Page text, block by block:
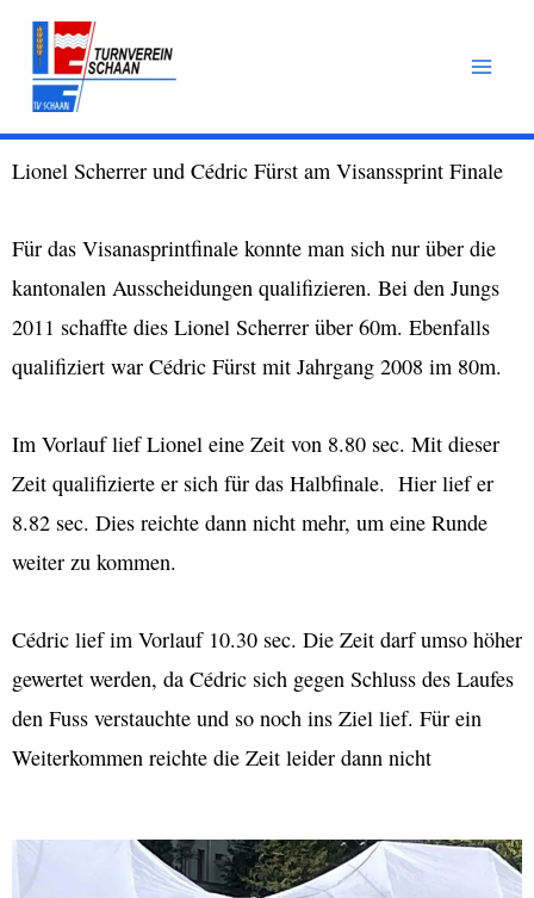
Zum
Inhalt
springen
Lionel Scherrer und Cédric Fürst am Visanssprint Finale
Für das Visanasprintfinale konnte man sich nur über die
kantonalen Ausscheidungen qualifizieren. Bei den Jungs
2011 schaffte dies Lionel Scherrer über 60m. Ebenfalls
qualifiziert war Cédric Fürst mit Jahrgang 2008 im 80m.
Im Vorlauf lief Lionel eine Zeit von 8.80 sec. Mit dieser
Zeit qualifizierte er sich für das Halbfinale. Hier lief er
8.82 sec. Dies reichte dann nicht mehr, um eine Runde
weiter zu kommen.
Cédric lief im Vorlauf 10.30 sec. Die Zeit darf umso höher
gewertet werden, da Cédric sich gegen Schluss des Laufes
den Fuss verstauchte und so noch ins Ziel lief. Für ein
Weiterkommen reichte die Zeit leider dann nicht